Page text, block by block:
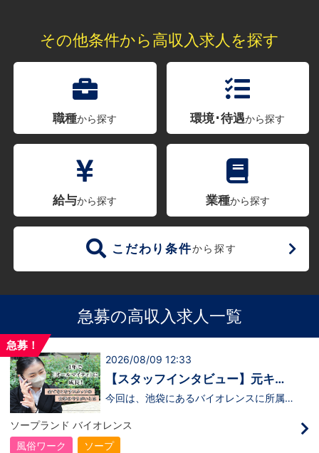
その他条件から高収入求人を探す
職種から探す 環境･待遇から探す
給与から探す 業種から探す
こだわり条件から探す
急募の高収入求人一覧
急募！
2026/08/09 12:33
【スタッフインタビュー】元キャ
ストの佐藤さんが語る“接客にこだ
今回は、池袋にあるバイオレンスに所属し
した。佐藤さんは、もともとキャストとし
て働いていた経験を持ちながら、安定を求
めて“裏方スタッフ”へ転身したスタッフの
ソープランド バイオレンス
風俗ワーク
ソープ